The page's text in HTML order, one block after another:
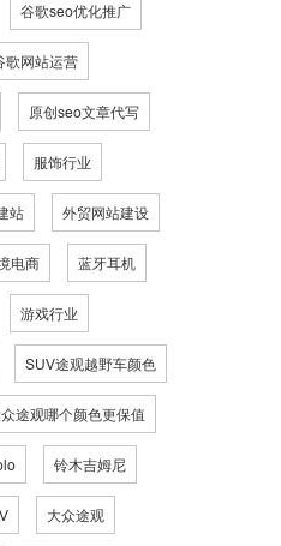
谷歌seo优化推广
歌网站运营
原创seo文章代写
服饰行业
站 外贸网站建设
电商 蓝牙耳机
游戏行业
SUV途观越野车颜色
途观哪个颜色更保值
铃木吉姆尼
大众途观